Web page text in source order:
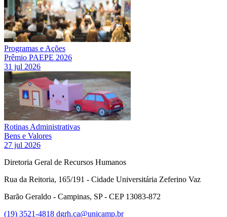
Programas e Ações
Prêmio PAEPE 2026
31 jul 2026
Rotinas Administrativas
Bens e Valores
27 jul 2026
Diretoria Geral de Recursos Humanos
Rua da Reitoria, 165/191 - Cidade Universitária Zeferino Vaz
Barão Geraldo - Campinas, SP - CEP 13083-872
(19) 3521-4818 dgrh.ca@unicamp.br